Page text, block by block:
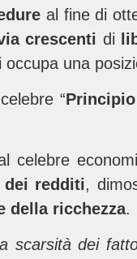
al fine di
crescenti di
una
“
celebre
redditi,
della ricchezza.
scarsità dei